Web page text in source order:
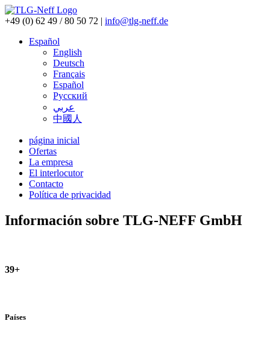
+49 (0) 62 49 / 80 50 72 | info@tlg-neff.de
Español
English
Deutsch
Français
Español
Pусский
عربي
中國人
página inicial
Ofertas
La empresa
El interlocutor
Contacto
Política de privacidad
Información sobre TLG-NEFF GmbH
39+
Países